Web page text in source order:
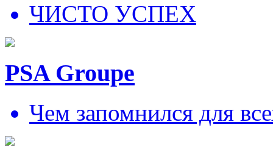
ЧИСТО УСПЕХ
PSA Groupe
Чем запомнился для